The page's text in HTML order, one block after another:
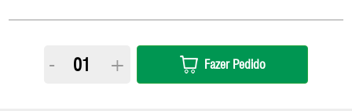
- + Fazer Pedido